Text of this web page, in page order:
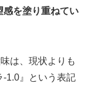
感を塗り重ねてい
は、現状よりも
-1.0』という表記